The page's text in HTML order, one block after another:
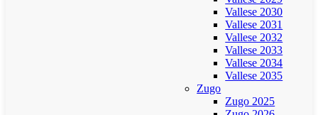
Vallese 2030
Vallese 2031
Vallese 2032
Vallese 2033
Vallese 2034
Vallese 2035
Zugo
Zugo 2025